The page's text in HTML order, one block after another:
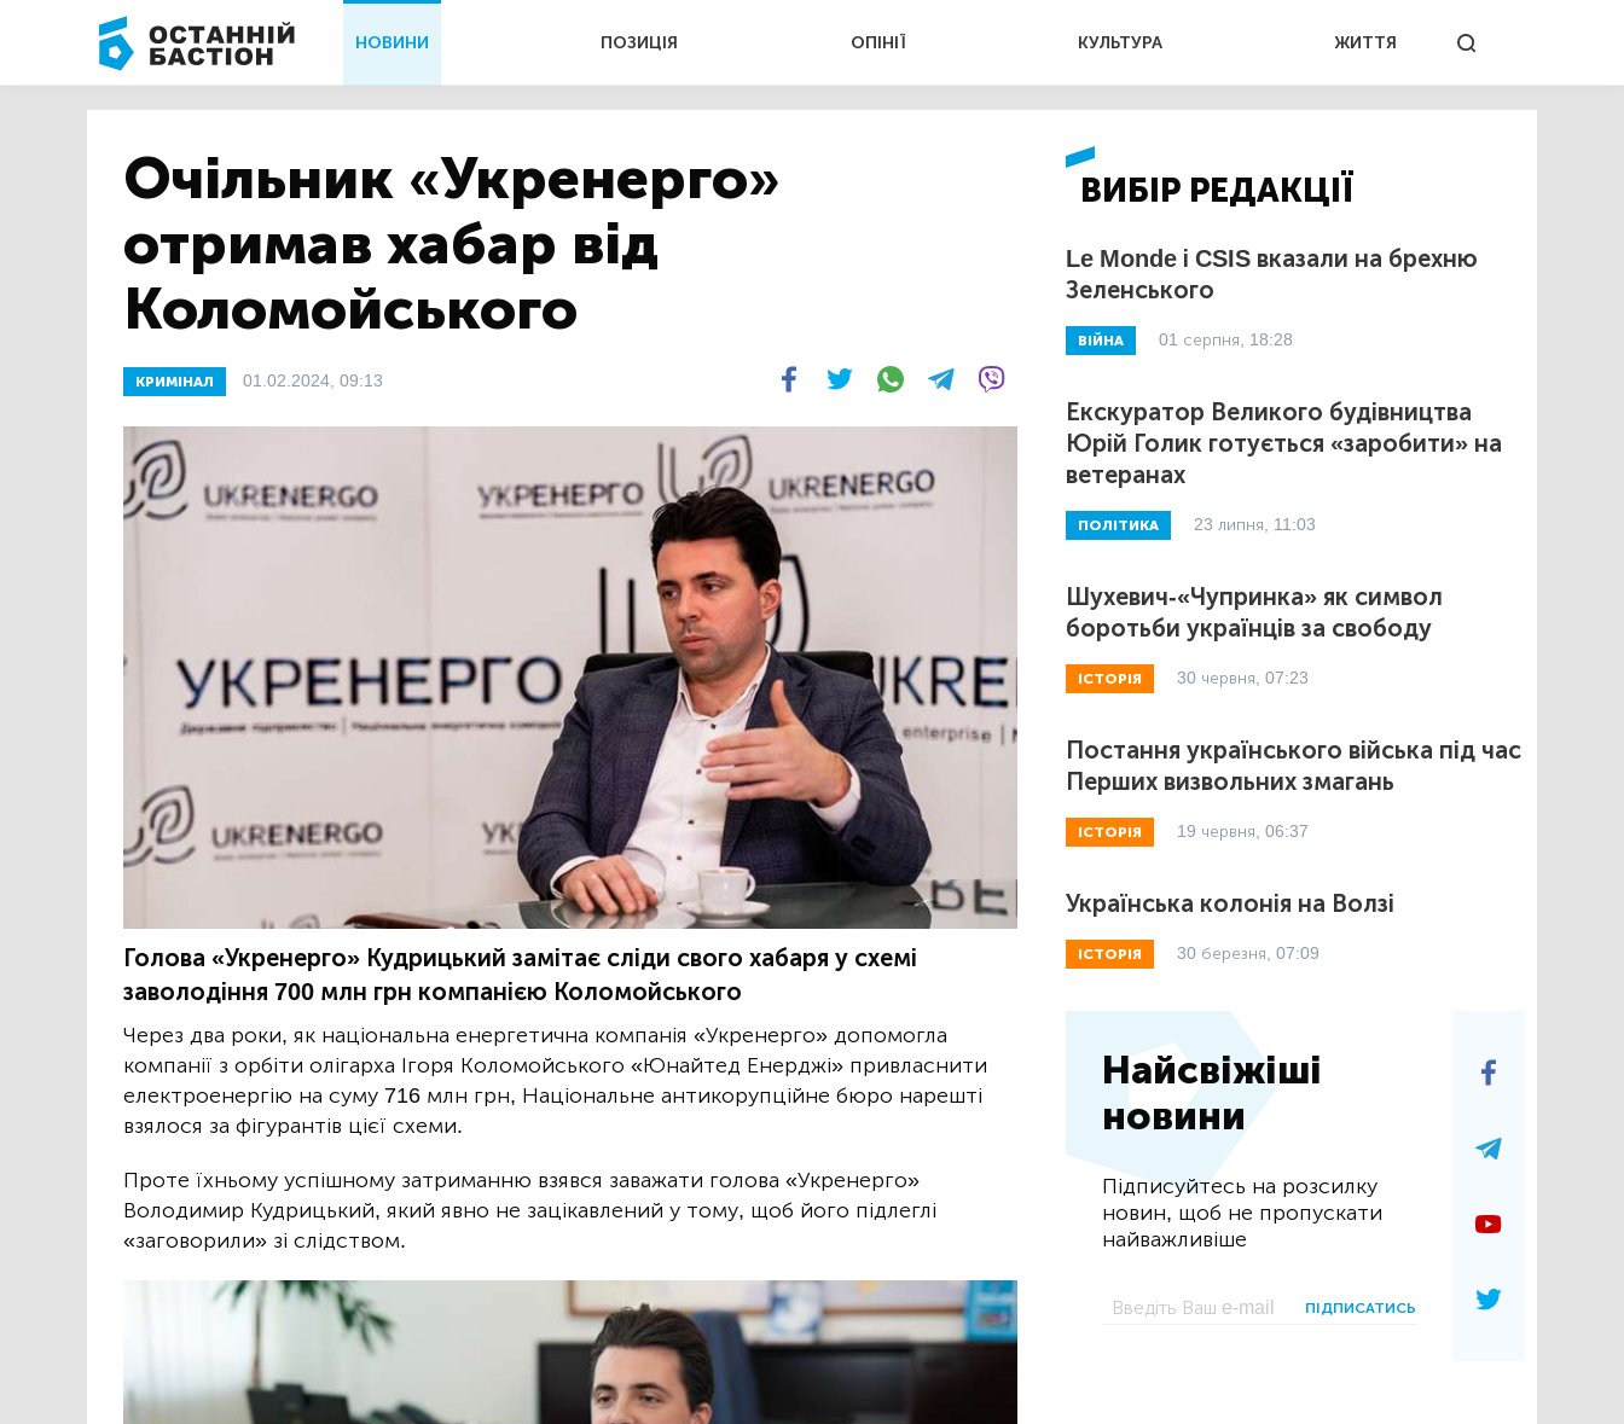
НОВИНИ ПОЗИЦІЯ ОПІНІЇ КУЛЬТУРА ЖИТТЯ
Очільник «Укренерго»
отримав хабар від
Коломойського
КРИМІНАЛ 01.02.2024, 09:13
Голова «Укренерго» Кудрицький замітає сліди свого хабаря у схемі
заволодіння 700 млн грн компанією Коломойського
Через два роки, як національна енергетична компанія «Укренерго» допомогла
компанії з орбіти олігарха Ігоря Коломойського «Юнайтед Енерджі» привласнити
електроенергію на суму 716 млн грн, Національне антикорупційне бюро нарешті
взялося за фігурантів цієї схеми.
Проте їхньому успішному затриманню взявся заважати голова «Укренерго»
Володимир Кудрицький, який явно не зацікавлений у тому, щоб його підлеглі
«заговорили» зі слідством.
ВИБІР РЕДАКЦІЇ
Le Monde і CSIS вказали на брехню
Зеленського
ВІЙНА 01 серпня, 18:28
Екскуратор Великого будівництва
Юрій Голик готується «заробити» на
ветеранах
ПОЛІТИКА 23 липня, 11:03
Шухевич-«Чупринка» як символ
боротьби українців за свободу
ІСТОРІЯ 30 червня, 07:23
Постання українського війська під час
Перших визвольних змагань
ІСТОРІЯ 19 червня, 06:37
Українська колонія на Волзі
ІСТОРІЯ 30 березня, 07:09
Найсвіжіші
новини
Підписуйтесь на розсилку
новин, щоб не пропускати
найважливіше
ПІДПИСАТИСЬ